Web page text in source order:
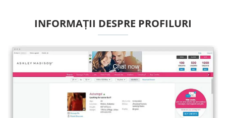
INFORMAȚII DESPRE PROFILURI